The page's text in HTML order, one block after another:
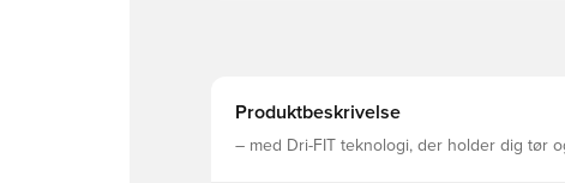
Produktbeskrivelse
– med Dri-FIT teknologi, der holder dig tør